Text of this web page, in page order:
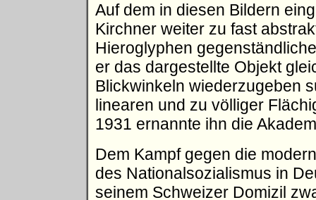
Auf dem in diesen Bildern
Kirchner weiter zu fast
Hieroglyphen
er das dargestellte Objekt
Blickwinkeln wiederzugeben
linearen und zu völliger
1931 ernannte ihn die
Dem Kampf gegen die
des Nationalsozialismus in
seinem Schweizer Domizil